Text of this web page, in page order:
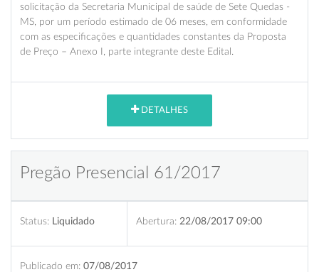
solicitação da Secretaria Municipal de saúde de Sete Quedas -
MS, por um período estimado de 06 meses, em conformidade
com as especificações e quantidades constantes da Proposta
de Preço – Anexo I, parte integrante deste Edital.
DETALHES
Pregão Presencial 61/2017
Status: Liquidado Abertura: 22/08/2017 09:00
Publicado em: 07/08/2017